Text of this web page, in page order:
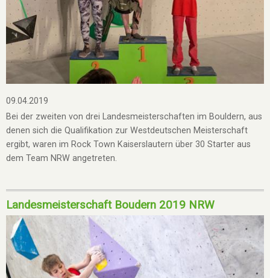
09.04.2019
Bei der zweiten von drei Landesmeisterschaften im Bouldern, aus
denen sich die Qualifikation zur Westdeutschen Meisterschaft
ergibt, waren im Rock Town Kaiserslautern über 30 Starter aus
dem Team NRW angetreten.
Landesmeisterschaft Boudern 2019 NRW